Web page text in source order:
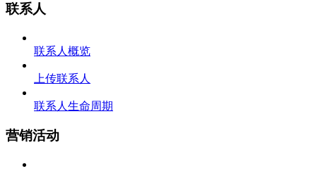
联系人
联系人概览
上传联系人
联系人生命周期
营销活动